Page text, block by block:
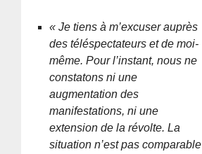
« Je tiens à m’excuser auprès
des téléspectateurs et de moi-
même. Pour l’instant, nous ne
constatons ni une
augmentation des
manifestations, ni une
extension de la révolte. La
situation n’est pas comparable